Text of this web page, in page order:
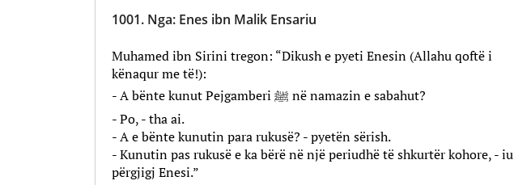
1001. Nga: Enes ibn Malik Ensariu
Muhamed ibn Sirini tregon: “Dikush e pyeti Enesin (Allahu qoftë i
kënaqur me të!):
- A bënte kunut Pejgamberi ﷺ në namazin e sabahut?
- Po, - tha ai.
- A e bënte kunutin para rukusë? - pyetën sërish.
- Kunutin pas rukusë e ka bërë në një periudhë të shkurtër kohore, - iu
përgjigj Enesi.”